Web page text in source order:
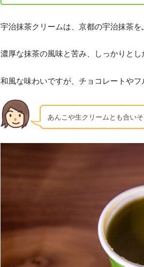
宇治抹茶クリームは、京都の宇治抹茶を
濃厚な抹茶の風味と苦み、しっかりと
和風な味わいですが、チョコレートや
あんこや生クリームとも合いそ